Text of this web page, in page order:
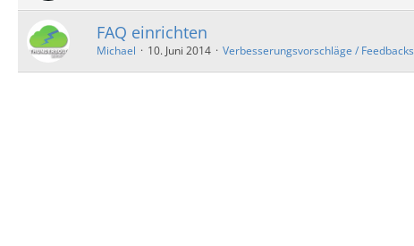
FAQ einrichten
Michael 10. Juni 2014 Verbesserungsvorschläge / Feedbacks